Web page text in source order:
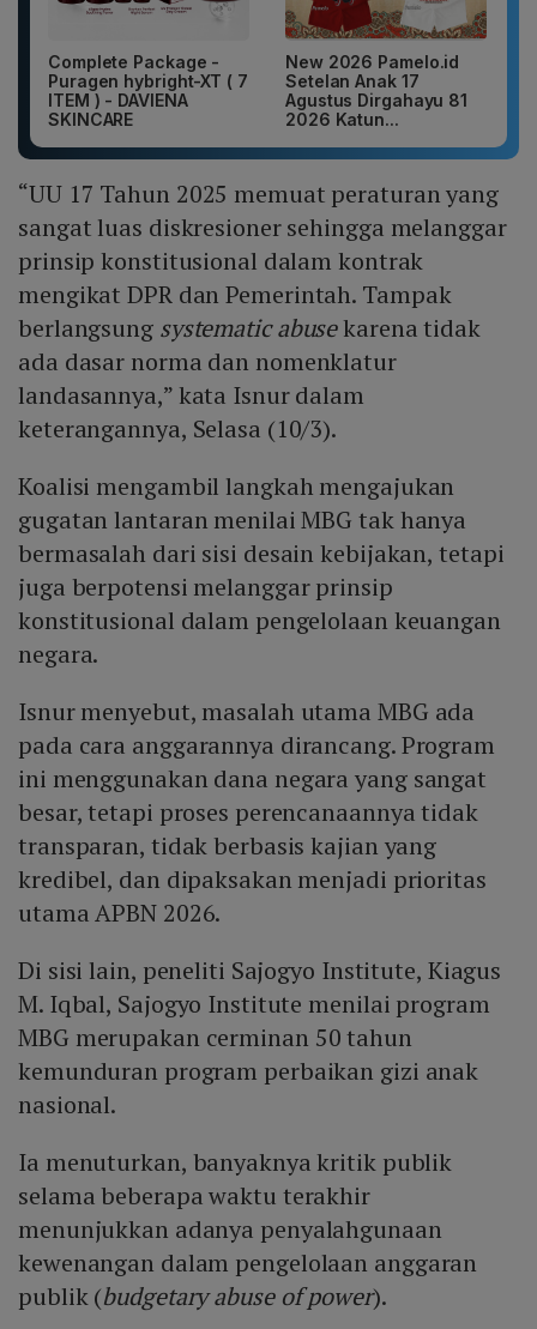
Complete Package -
Puragen hybright-XT ( 7
ITEM ) - DAVIENA
SKINCARE
New 2026 Pamelo.id
Setelan Anak 17
Agustus Dirgahayu 81
2026 Katun...
“UU 17 Tahun 2025 memuat peraturan yang
sangat luas diskresioner sehingga melanggar
prinsip konstitusional dalam kontrak
mengikat DPR dan Pemerintah. Tampak
berlangsung systematic abusekarena tidak
ada dasar norma dan nomenklatur
landasannya,” kata Isnur dalam
keterangannya, Selasa (10/3).
Koalisi mengambil langkah mengajukan
gugatan lantaran menilai MBG tak hanya
bermasalah dari sisi desain kebijakan, tetapi
juga berpotensi melanggar prinsip
konstitusional dalam pengelolaan keuangan
negara.
Isnur menyebut, masalah utama MBG ada
pada cara anggarannya dirancang. Program
ini menggunakan dana negara yang sangat
besar, tetapi proses perencanaannya tidak
transparan, tidak berbasis kajian yang
kredibel, dan dipaksakan menjadi prioritas
utama APBN 2026.
Di sisi lain, peneliti Sajogyo Institute, Kiagus
M. Iqbal, Sajogyo Institute menilai program
MBG merupakan cerminan 50 tahun
kemunduran program perbaikan gizi anak
nasional.
Ia menuturkan, banyaknya kritik publik
selama beberapa waktu terakhir
menunjukkan adanya penyalahgunaan
kewenangan dalam pengelolaan anggaran
publik (budgetary abuse of power).